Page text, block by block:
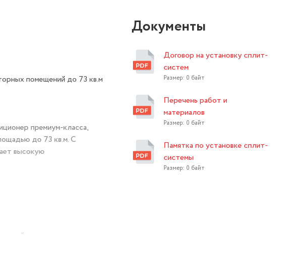
помещений до 73 кв.м
премиум-класса,
до 73 кв.м. С
высокую
мощности, снижая
Документы
Договор на установку сплит-
систем
Размер: 0 байт
Перечень работ и
материалов
Размер: 0 байт
Памятка по установке сплит-
системы
Размер: 0 байт